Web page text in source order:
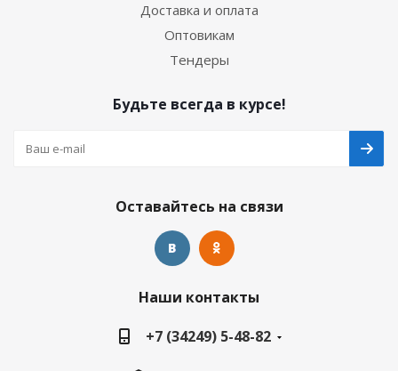
Доставка и оплата
Оптовикам
Тендеры
Будьте всегда в курсе!
Оставайтесь на связи
Наши контакты
+7 (34249) 5-48-82